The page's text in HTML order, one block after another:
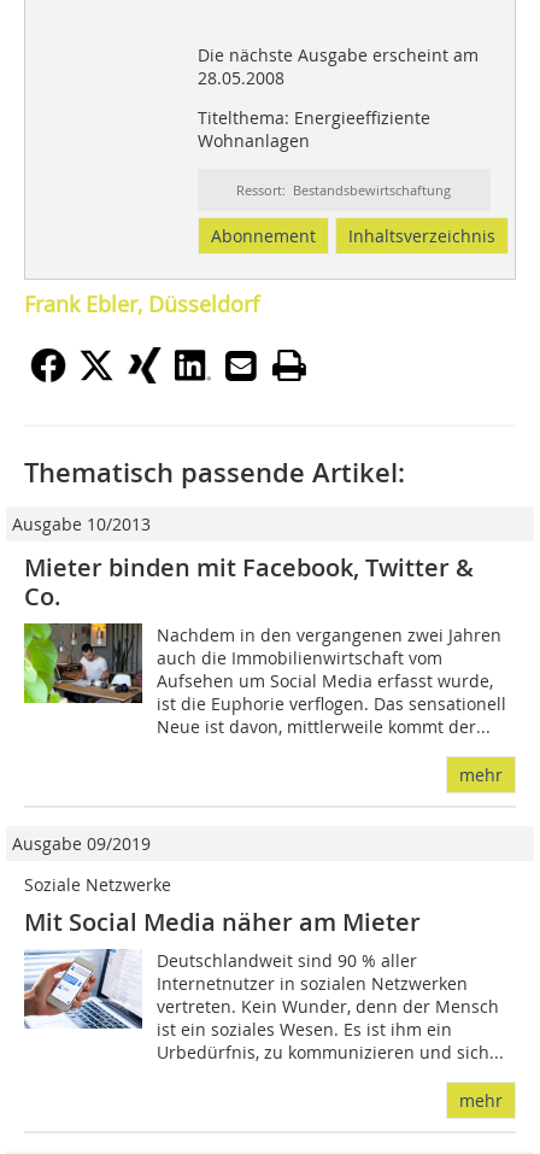
Die nächste Ausgabe erscheint am
28.05.2008
Titelthema: Energieeffiziente
Wohnanlagen
Ressort: Bestandsbewirtschaftung
Abonnement Inhaltsverzeichnis
Frank Ebler, Düsseldorf
Thematisch passende Artikel:
Ausgabe 10/2013
Mieter binden mit Facebook, Twitter &
Co.
Nachdem in den vergangenen zwei Jahren
auch die Immobilienwirtschaft vom
Aufsehen um Social Media erfasst wurde,
ist die Euphorie verflogen. Das sensationell
Neue ist davon, mittlerweile kommt der...
mehr
Ausgabe 09/2019
Soziale Netzwerke
Mit Social Media näher am Mieter
Deutschlandweit sind 90 % aller
Internetnutzer in sozialen Netzwerken
vertreten. Kein Wunder, denn der Mensch
ist ein soziales Wesen. Es ist ihm ein
Urbedürfnis, zu kommunizieren und sich...
mehr